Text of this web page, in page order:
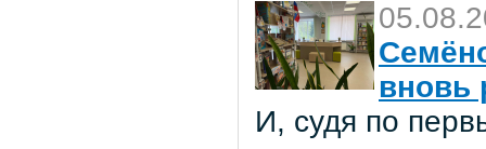
вновь
И, судя по